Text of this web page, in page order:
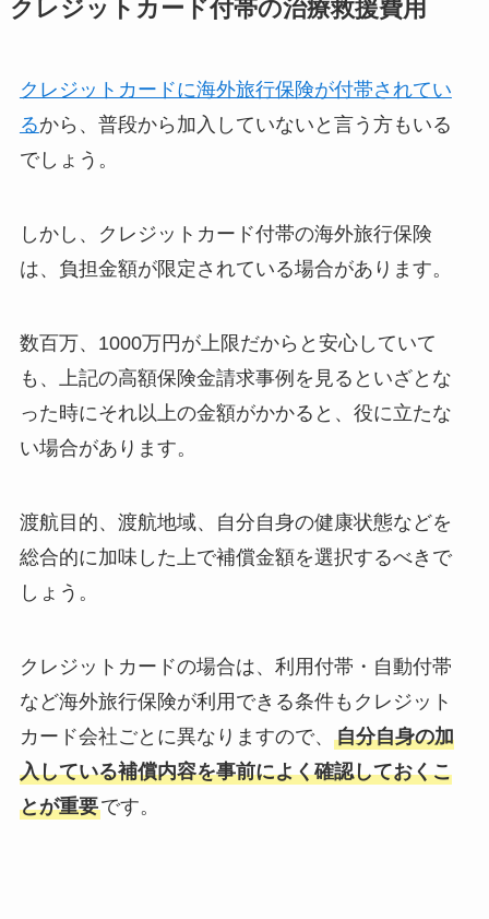
クレジットカード付帯の治療救援費用
クレジットカードに海外旅行保険が付帯されてい
るから、普段から加入していないと言う方もいる
でしょう。
しかし、クレジットカード付帯の海外旅行保険
は、負担金額が限定されている場合があります。
数百万、1000万円が上限だからと安心していて
も、上記の高額保険金請求事例を見るといざとな
った時にそれ以上の金額がかかると、役に立たな
い場合があります。
渡航目的、渡航地域、自分自身の健康状態などを
総合的に加味した上で補償金額を選択するべきで
しょう。
クレジットカードの場合は、利用付帯・自動付帯
など海外旅行保険が利用できる条件もクレジット
カード会社ごとに異なりますので、 自分自身の加
入している補償内容を事前によく確認しておくこ
とが重要です。